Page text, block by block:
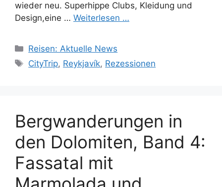
wieder neu. Superhippe Clubs, Kleidung und
Design,eine … Weiterlesen …
Kategorien
Reisen: Aktuelle News
Schlagwörter
CityTrip, Reykjavík, Rezessionen
Bergwanderungen in
den Dolomiten, Band 4:
Fassatal mit